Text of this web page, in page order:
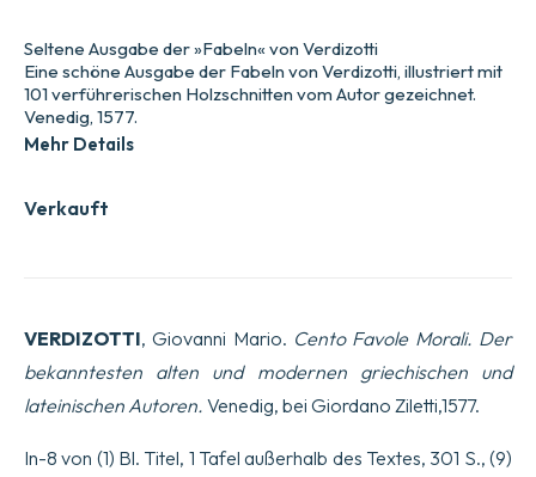
Verkauft
Seltene Ausgabe der »Fabeln« von Verdizotti
Eine schöne Ausgabe der Fabeln von Verdizotti, illustriert mit
101 verführerischen Holzschnitten vom Autor gezeichnet.
Venedig, 1577.
Mehr Details
VERDIZOTTI, Giovanni Mario. Cento Favole Morali. Der
bekanntesten alten und modernen griechischen und
lateinischen Autoren. Venedig, bei Giordano Ziletti,1577.
In-8 von (1) Bl. Titel, 1 Tafel außerhalb des Textes, 301 S., (9)